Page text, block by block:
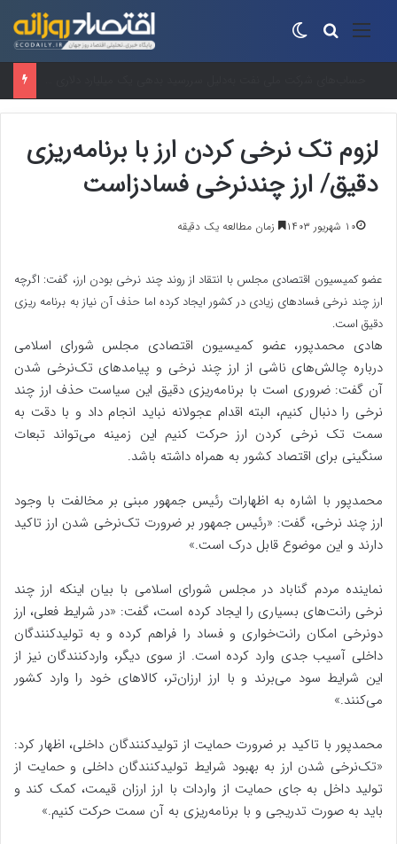
منو جستجو برای
لزوم تک نرخی کردن ارز با برنامه‌ریزی
دقیق/ ارز چندنرخی فسادزاست
۱۰ شهریور ۱۴۰۳ زمان مطالعه یک دقیقه
عضو کمیسیون اقتصادی مجلس با انتقاد از روند چند نرخی بودن ارز، گفت: اگرچه
ارز چند نرخی فسادهای زیادی در کشور ایجاد کرده اما حذف آن نیاز به برنامه ریزی
دقیق است.
هادی محمدپور، عضو کمیسیون اقتصادی مجلس شورای اسلامی
درباره چالش‌های ناشی از ارز چند نرخی و پیامدهای تک‌نرخی شدن
آن گفت: ضروری است با برنامه‌ریزی دقیق این سیاست حذف ارز چند
نرخی را دنبال کنیم، البته اقدام عجولانه نباید انجام داد و با دقت به
سمت تک نرخی کردن ارز حرکت کنیم این زمینه می‌تواند تبعات
سنگینی برای اقتصاد کشور به همراه داشته باشد.
محمدپور با اشاره به اظهارات رئیس جمهور مبنی بر مخالفت با وجود
ارز چند نرخی، گفت: «رئیس جمهور بر ضرورت تک‌نرخی شدن ارز تاکید
دارند و این موضوع قابل درک است.»
نماینده مردم گناباد در مجلس شورای اسلامی با بیان اینکه ارز چند
نرخی رانت‌های بسیاری را ایجاد کرده است، گفت: «در شرایط فعلی، ارز
دونرخی امکان رانت‌خواری و فساد را فراهم کرده و به تولیدکنندگان
داخلی آسیب جدی وارد کرده است. از سوی دیگر، واردکنندگان نیز از
این شرایط سود می‌برند و با ارز ارزان‌تر، کالاهای خود را وارد کشور
می‌کنند.»
محمدپور با تاکید بر ضرورت حمایت از تولیدکنندگان داخلی، اظهار کرد:
«تک‌نرخی شدن ارز به بهبود شرایط تولیدکنندگان داخلی و حمایت از
تولید داخل به جای حمایت از واردات با ارز ارزان قیمت، کمک کند و
باید به صورت تدریجی و با برنامه‌ریزی به آن سمت حرکت کنیم.»